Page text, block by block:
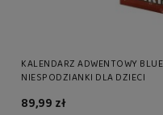
KALENDARZ ADWENTOWY
NIESPODZIANKI DLA DZIECI
89,99 zł